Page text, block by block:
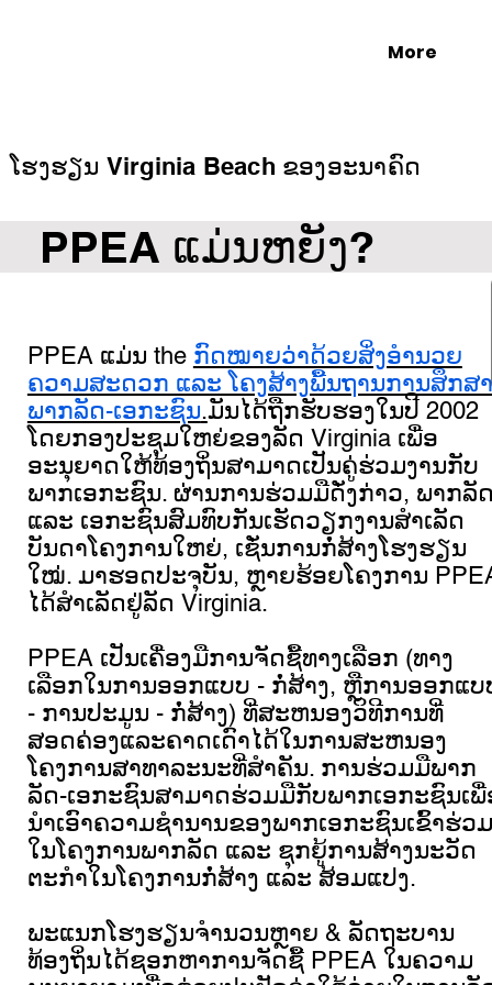
ໂຮງຮຽນ Virginia Beach ຂອງອະນາຄົດ
More
PPEA ແມ່ນ the ກົດໝາຍວ່າດ້ວຍສິ່ງອໍານວຍ
ຄວາມສະດວກ ແລະ ໂຄງສ້າງພື້ນຖານການສຶກສາ
ພາກລັດ-ເອກະຊົນ.ມັນໄດ້ຖືກຮັບຮອງໃນປີ 2002
ໂດຍກອງປະຊຸມໃຫຍ່ຂອງລັດ Virginia ເພື່ອ
ອະນຸຍາດໃຫ້ທ້ອງຖິ່ນສາມາດເປັນຄູ່ຮ່ວມງານກັບ
ພາກເອກະຊົນ. ຜ່ານ​ການ​ຮ່ວມ​ມື​ດັ່ງກ່າວ, ພາກ​ລັ
ແລະ ​ເອກະ​ຊົນ​ສົມທົບ​ກັນ​ເຮັດ​ວຽກ​ງານ​ສຳ​ເລັດ​
ບັນດາ​ໂຄງການ​ໃຫຍ່, ​ເຊັ່ນ​ການ​ກໍ່ສ້າງ​ໂຮງຮຽນ​
ໃໝ່. ມາ​ຮອດ​ປະຈຸ​ບັນ, ຫຼາຍ​ຮ້ອຍ​ໂຄງການ
​ໄດ້​ສຳ​ເລັດ​ຢູ່​ລັດ Virginia.
PPEA ເປັນເຄື່ອງມືການຈັດຊື້ທາງເລືອກ (ທາງ
ເລືອກໃນການອອກແບບ - ກໍ່ສ້າງ, ຫຼືການອອກແບ
- ການປະມູນ - ກໍ່ສ້າງ) ທີ່ສະຫນອງວິທີການທີ່
ສອດຄ່ອງແລະຄາດເດົາໄດ້ໃນການສະຫນອງ
ໂຄງການສາທາລະນະທີ່ສໍາຄັນ. ການ​ຮ່ວມ​ມື​ພາກ​
ລັດ-​ເອກະ​ຊົນ​ສາມາດ​ຮ່ວມ​ມື​ກັບ​ພາກ​ເອກະ​ຊົນ​ເພື່
ນຳ​ເອົາ​ຄວາມ​ຊຳນານ​ຂອງ​ພາກ​ເອກະ​ຊົນ​ເຂົ້າ​ຮ່ວມ​
ໃນ​ໂຄງການ​ພາກ​ລັດ ​ແລະ ຊຸກຍູ້​ການ​ສ້າງ​ນະ​ວັດ​
ຕະກໍາ​ໃນ​ໂຄງການ​ກໍ່ສ້າງ ​ແລະ ສ້ອມ​ແປງ.
ພະແນກໂຮງຮຽນຈໍານວນຫຼາຍ & ລັດຖະບານ
ທ້ອງຖິ່ນໄດ້ຊອກຫາການຈັດຊື້ PPEA ໃນຄວາມ
PPEA ແມ່ນຫຍັງ?